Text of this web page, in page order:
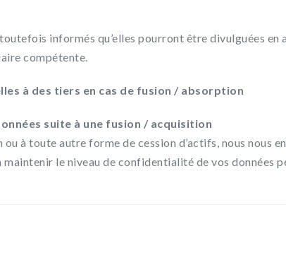
informés qu’elles pourront être divulguées en
compétente.
à des tiers en cas de fusion / absorption
suite à une fusion / acquisition
à toute autre forme de cession d’actifs, nous nous
le niveau de confidentialité de vos données